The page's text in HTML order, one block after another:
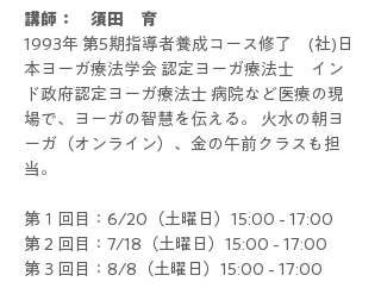
講師：　須田　育
1993年 第5期指導者養成コース修了　(社)日
本ヨーガ療法学会 認定ヨーガ療法士　イン
ド政府認定ヨーガ療法士 病院など医療の現
場で、ヨーガの智慧を伝える。 火水の朝ヨ
ーガ（オンライン）、金の午前クラスも担
当。
第１回目：6/20（土曜日）15:00 - 17:00
第２回目：7/18（土曜日）15:00 - 17:00
第３回目：8/8（土曜日）15:00 - 17:00